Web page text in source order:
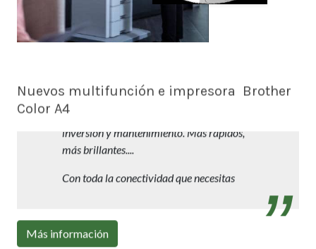
Nuevos multifunción e impresora Brother
Color A4
Trabajos profesionales en A4 con reducida
Con toda la conectividad que necesitas